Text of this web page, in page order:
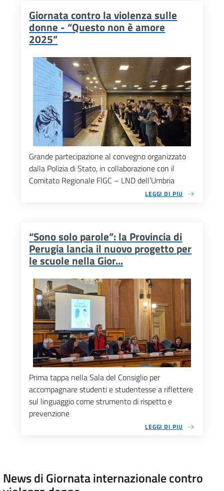
Giornata contro la violenza sulle
donne - “Questo non è amore
2025”
Grande partecipazione al convegno organizzato
dalla Polizia di Stato, in collaborazione con il
Comitato Regionale FIGC – LND dell’Umbria
LEGGI DI PIU
“Sono solo parole”: la Provincia di
Perugia lancia il nuovo progetto per
le scuole nella Gior...
Prima tappa nella Sala del Consiglio per
accompagnare studenti e studentesse a riflettere
sul linguaggio come strumento di rispetto e
prevenzione
LEGGI DI PIU
News di Giornata internazionale contro